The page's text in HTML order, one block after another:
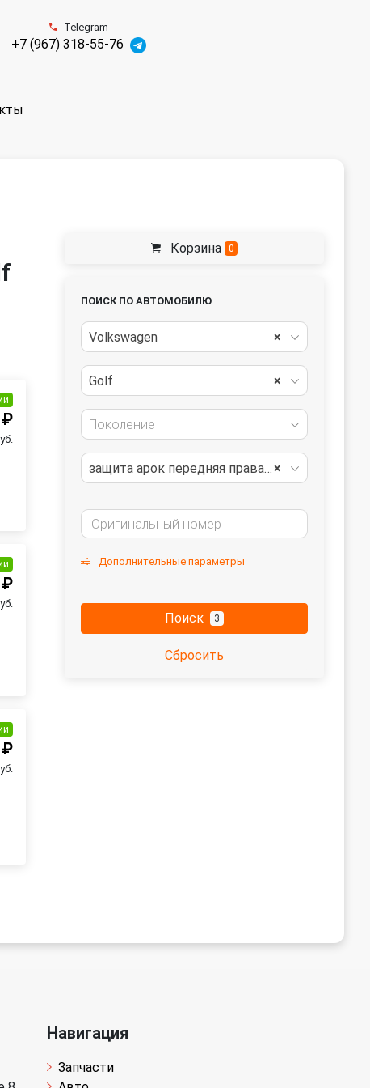
Telegram
+7 (967) 318-55-76
₽
₽
₽
Корзина 0
ПОИСК ПО АВТОМОБИЛЮ
×
Volkswagen
×
Golf
Поколение
×
защита арок передняя правая (подкрылок)
Дополнительные параметры
Поиск 3
Сбросить
Навигация
Запчасти